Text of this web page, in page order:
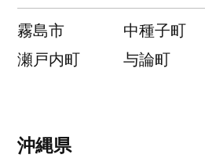
霧島市 中種子町
瀬戸内町
与論町
沖縄県